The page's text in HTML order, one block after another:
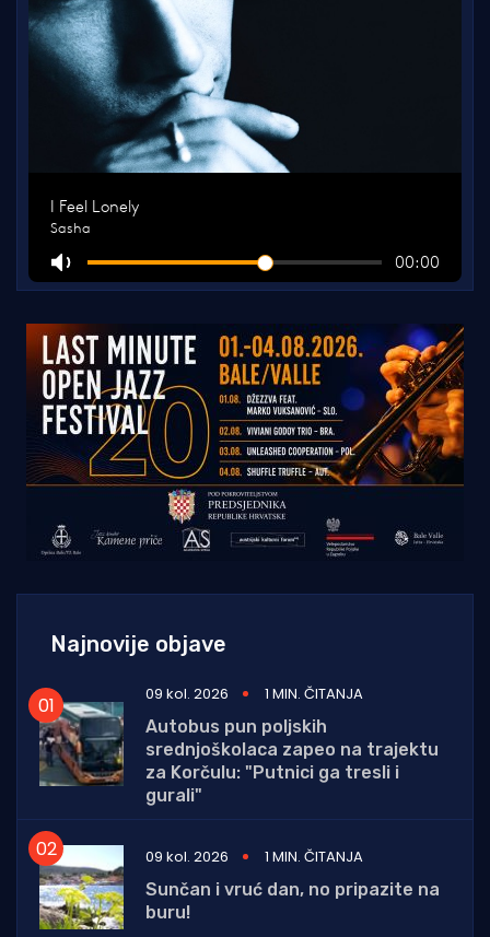
Najnovije objave
09 kol. 2026
1 MIN. ČITANJA
Autobus pun poljskih
srednjoškolaca zapeo na trajektu
za Korčulu: "Putnici ga tresli i
gurali"
09 kol. 2026
1 MIN. ČITANJA
Sunčan i vruć dan, no pripazite na
buru!